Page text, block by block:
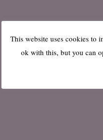
This website uses cookies to
ok with this, but you can